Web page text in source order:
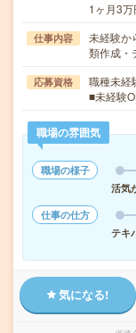
1ヶ月3
仕事内容
未経験か
類作成・
応募資格
職種未経
■未経験
職場の雰囲気
職場の様子
活気
仕事の仕方
テキ
気になる!